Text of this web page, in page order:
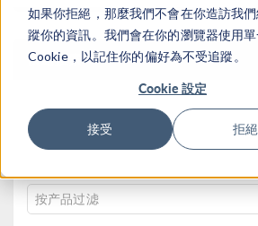
如果你拒絕，那麼我們不會在你造訪我
蹤你的資訊。我們會在你的瀏覽器使用
Cookie，以記住你的偏好為不受追蹤。
Cookie 設定
接受 拒絕
快速搜索
按学科过滤
按产品过滤